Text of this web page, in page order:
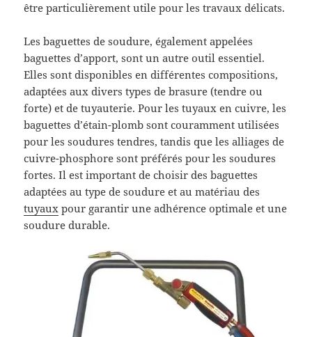
être particulièrement utile pour les travaux délicats.
Les baguettes de soudure, également appelées
baguettes d’apport, sont un autre outil essentiel.
Elles sont disponibles en différentes compositions,
adaptées aux divers types de brasure (tendre ou
forte) et de tuyauterie. Pour les tuyaux en cuivre, les
baguettes d’étain-plomb sont couramment utilisées
pour les soudures tendres, tandis que les alliages de
cuivre-phosphore sont préférés pour les soudures
fortes. Il est important de choisir des baguettes
adaptées au type de soudure et au matériau des
tuyaux pour garantir une adhérence optimale et une
soudure durable.